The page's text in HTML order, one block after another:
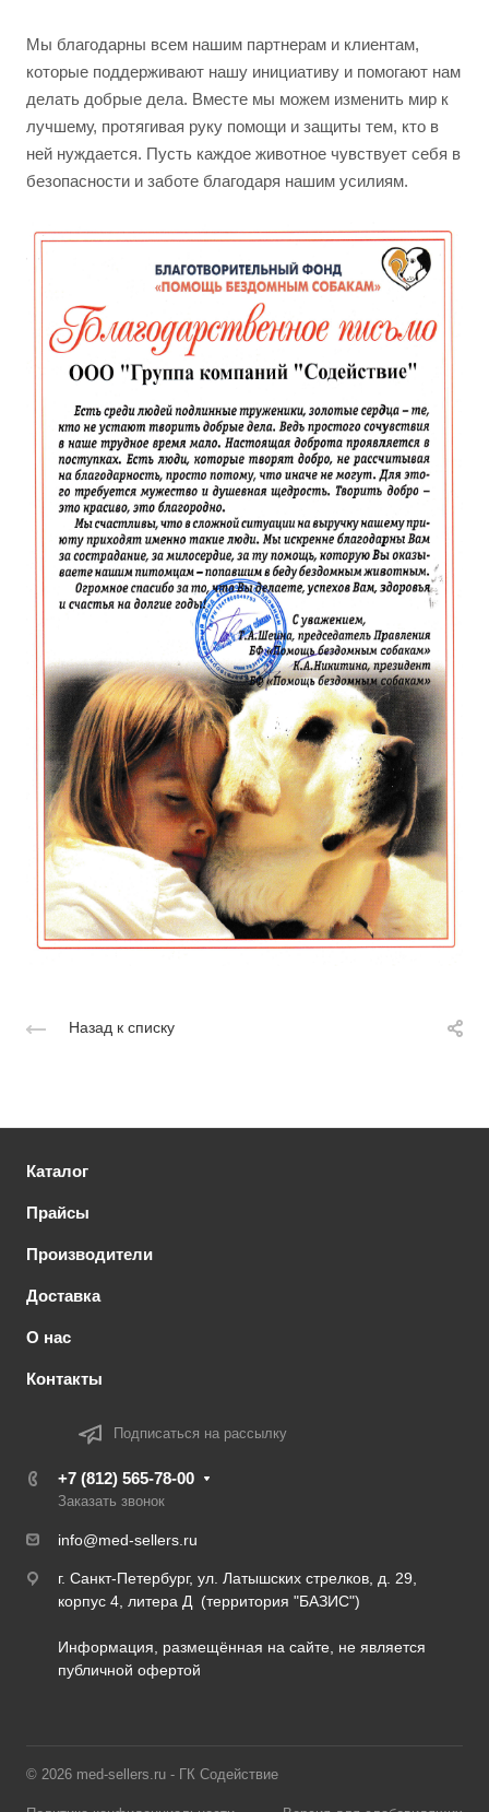
Мы благодарны всем нашим партнерам и клиентам,
которые поддерживают нашу инициативу и помогают нам
делать добрые дела. Вместе мы можем изменить мир к
лучшему, протягивая руку помощи и защиты тем, кто в
ней нуждается. Пусть каждое животное чувствует себя в
безопасности и заботе благодаря нашим усилиям.
Назад к списку
Каталог
Прайсы
Производители
Доставка
О нас
Контакты
Подписаться на рассылку
+7 (812) 565-78-00
Заказать звонок
info@med-sellers.ru
г. Санкт-Петербург, ул. Латышских стрелков, д. 29,
корпус 4, литера Д (территория "БАЗИС")
Информация, размещённая на сайте, не является
публичной офертой
© 2026 med-sellers.ru - ГК Содействие